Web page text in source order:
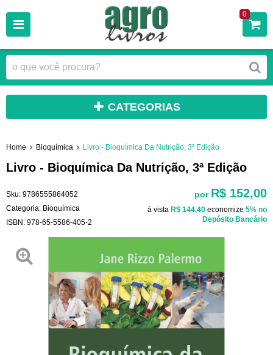
0
CATEGORIAS
Home Bioquímica Livro - Bioquímica Da Nutrição, 3ª Edição
Livro - Bioquímica Da Nutrição, 3ª Edição
Sku: 9786555864052
Categoria: Bioquímica
ISBN: 978-65-5586-405-2
por R$ 152,00
à vista R$ 144,40 economize 5% no
Depósito Bancário